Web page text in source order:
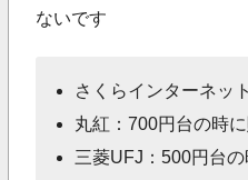
ないです
さくらインターネッ
丸紅：700円台の時
三菱UFJ：500円台